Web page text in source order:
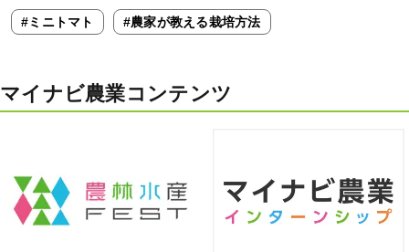
#ミニトマト #農家が教える栽培方法
マイナビ農業コンテンツ